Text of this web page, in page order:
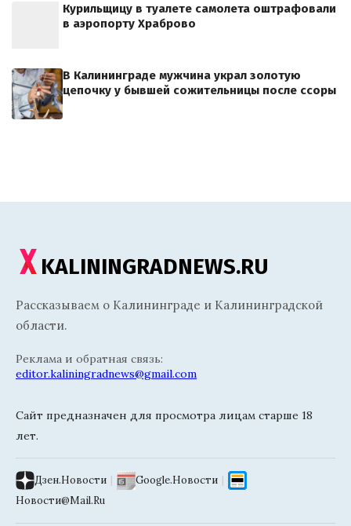
Курильщицу в туалете самолета оштрафовали
в аэропорту Храброво
В Калининграде мужчина украл золотую
цепочку у бывшей сожительницы после ссоры
KALININGRADNEWS.RU
Рассказываем о Калининграде и Калининградской
области.
Реклама и обратная связь:
editor.kaliningradnews@gmail.com
Сайт предназначен для просмотра лицам старше 18
лет.
Дзен.Новости | Google.Новости |
Новости@Mail.Ru